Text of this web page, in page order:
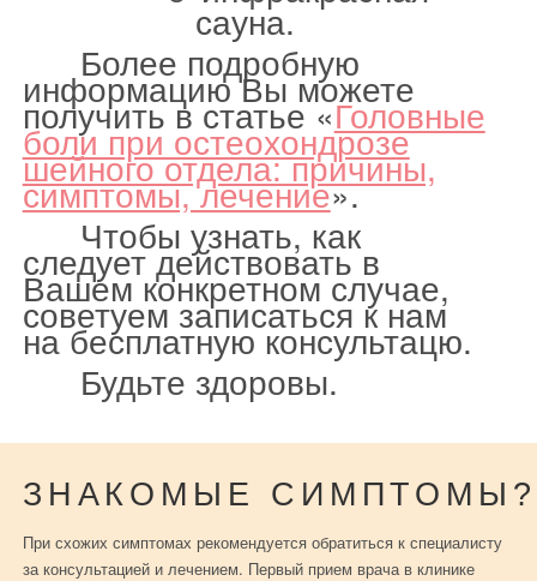
сауна.
Более подробную
информациюВы можете
получить в статье «Головные
боли при остеохондрозе
шейного отдела: причины,
симптомы, лечение».
Чтобы узнать, как
следует действовать в
Вашем конкретном случае,
советуем записаться к нам
на бесплатную консультацю.
Будьте здоровы.
ЗНАКОМЫЕ СИМПТОМЫ?
При схожих симптомах рекомендуется обратиться к специалисту
за консультацией и лечением. Первый прием врача в клинике